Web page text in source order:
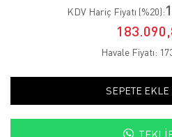
KDV Hariç Fiyatı (%20):
Havale Fiyatı:
SEPETE EKLE